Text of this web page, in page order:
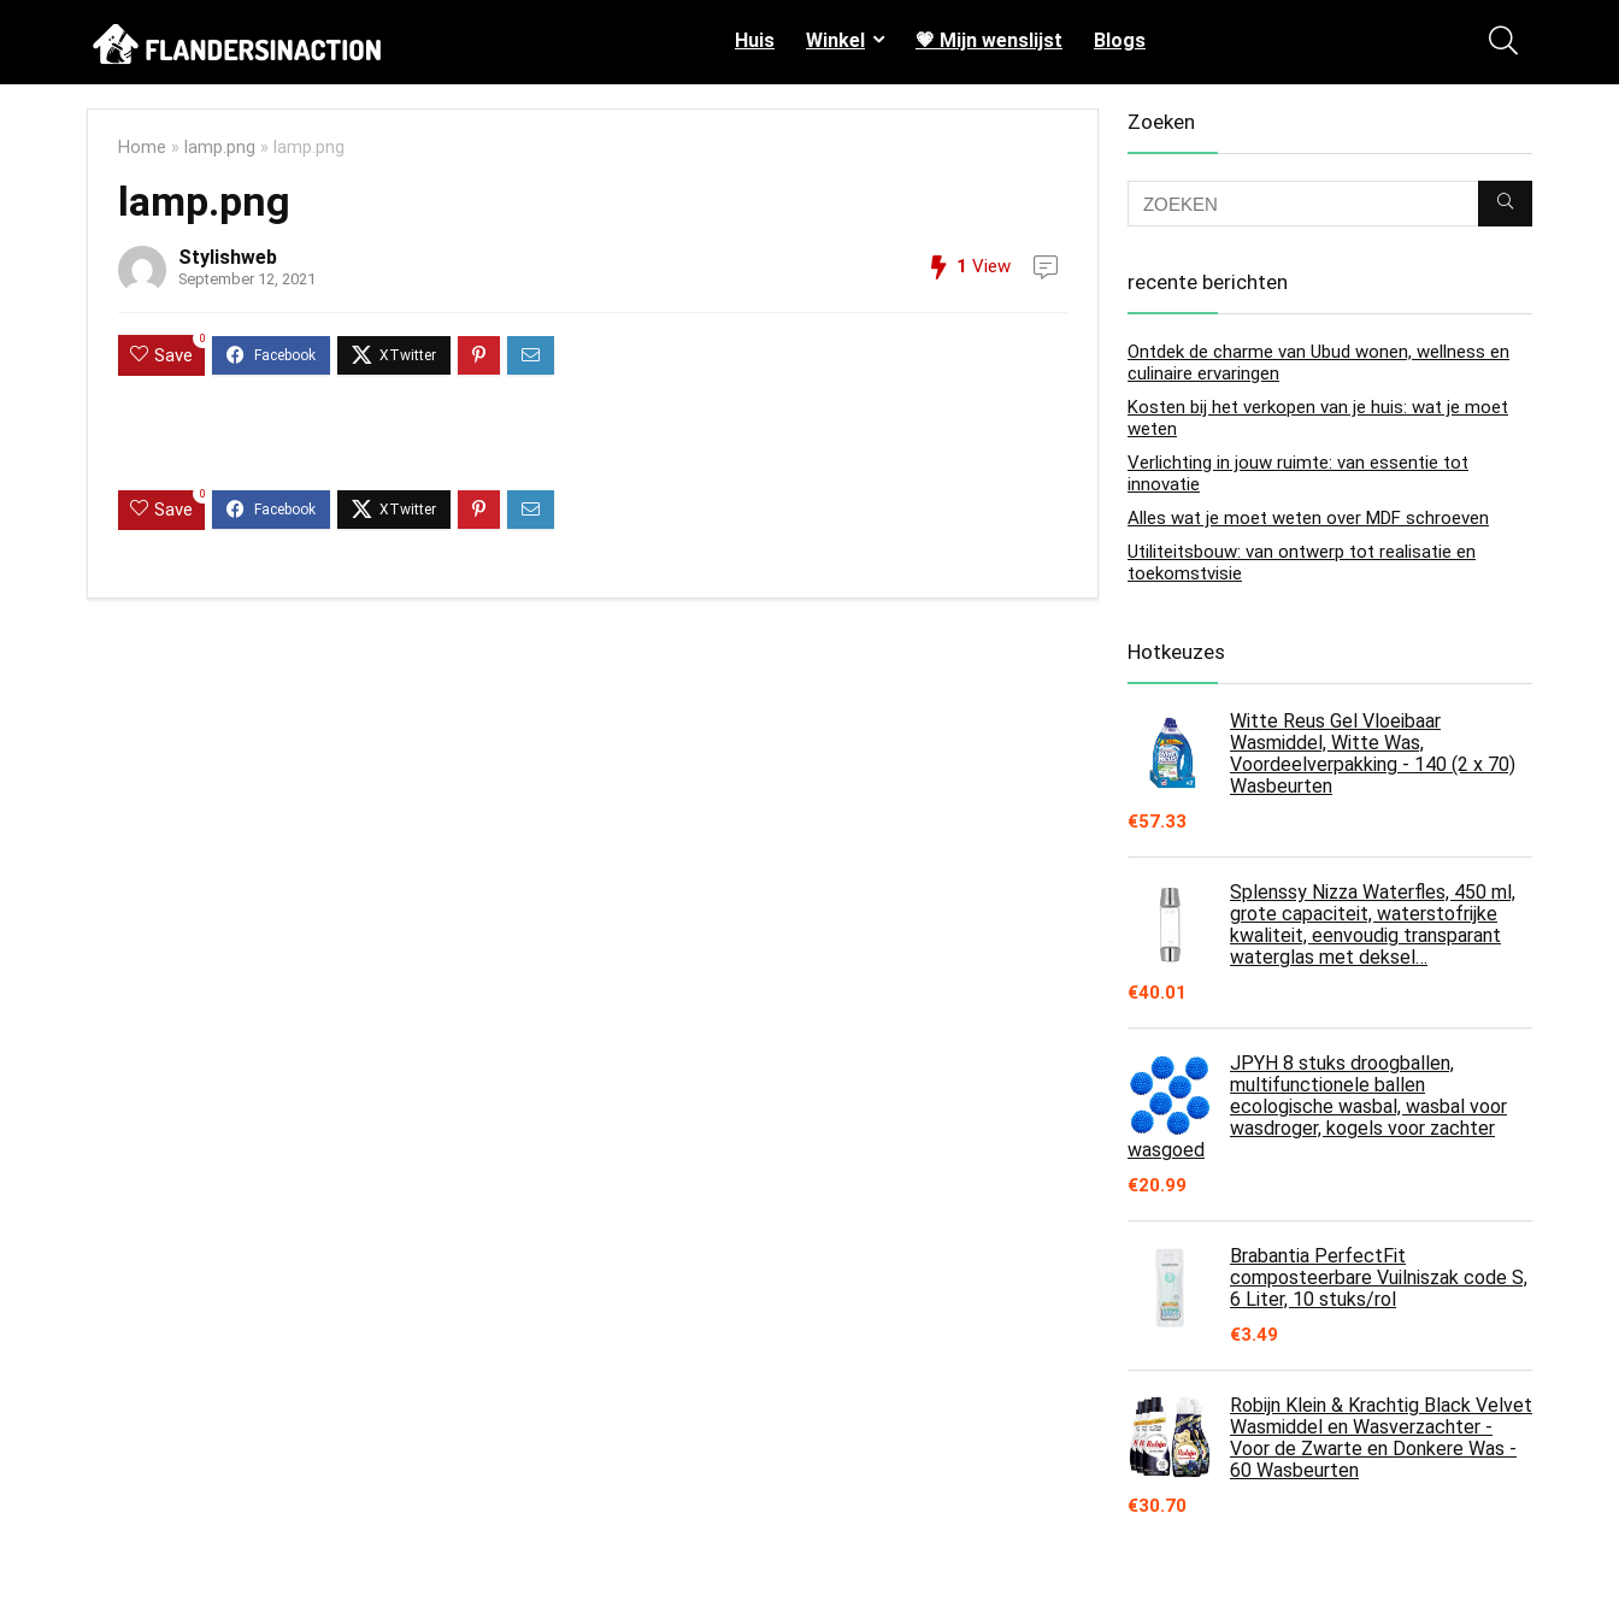
Huis Winkel 💗 Mijn wenslijst Blogs
Home » lamp.png » lamp.png
lamp.png
Stylishweb
September 12, 2021
1 View
Save
0
Save
0
Zoeken
recente berichten
Ontdek de charme van Ubud wonen, wellness en
culinaire ervaringen
Kosten bij het verkopen van je huis: wat je moet
weten
Verlichting in jouw ruimte: van essentie tot
innovatie
Alles wat je moet weten over MDF schroeven
Utiliteitsbouw: van ontwerp tot realisatie en
toekomstvisie
Hotkeuzes
Witte Reus Gel Vloeibaar
Wasmiddel, Witte Was,
Voordeelverpakking - 140 (2 x 70)
Wasbeurten
€57.33
Splenssy Nizza Waterfles, 450 ml,
grote capaciteit, waterstofrijke
kwaliteit, eenvoudig transparant
waterglas met deksel…
€40.01
JPYH 8 stuks droogballen,
multifunctionele ballen
ecologische wasbal, wasbal voor
wasdroger, kogels voor zachter
wasgoed
€20.99
Brabantia PerfectFit
composteerbare Vuilniszak code S,
6 Liter, 10 stuks/rol
€3.49
Robijn Klein & Krachtig Black Velvet
Wasmiddel en Wasverzachter -
Voor de Zwarte en Donkere Was -
60 Wasbeurten
€30.70